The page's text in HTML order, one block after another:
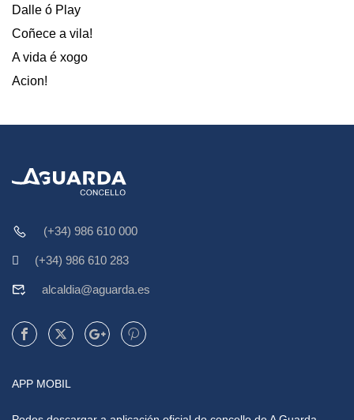
Dalle ó Play
Coñece a vila!
A vida é xogo
Acion!
(+34) 986 610 000
(+34) 986 610 283
alcaldia@aguarda.es
APP MOBIL